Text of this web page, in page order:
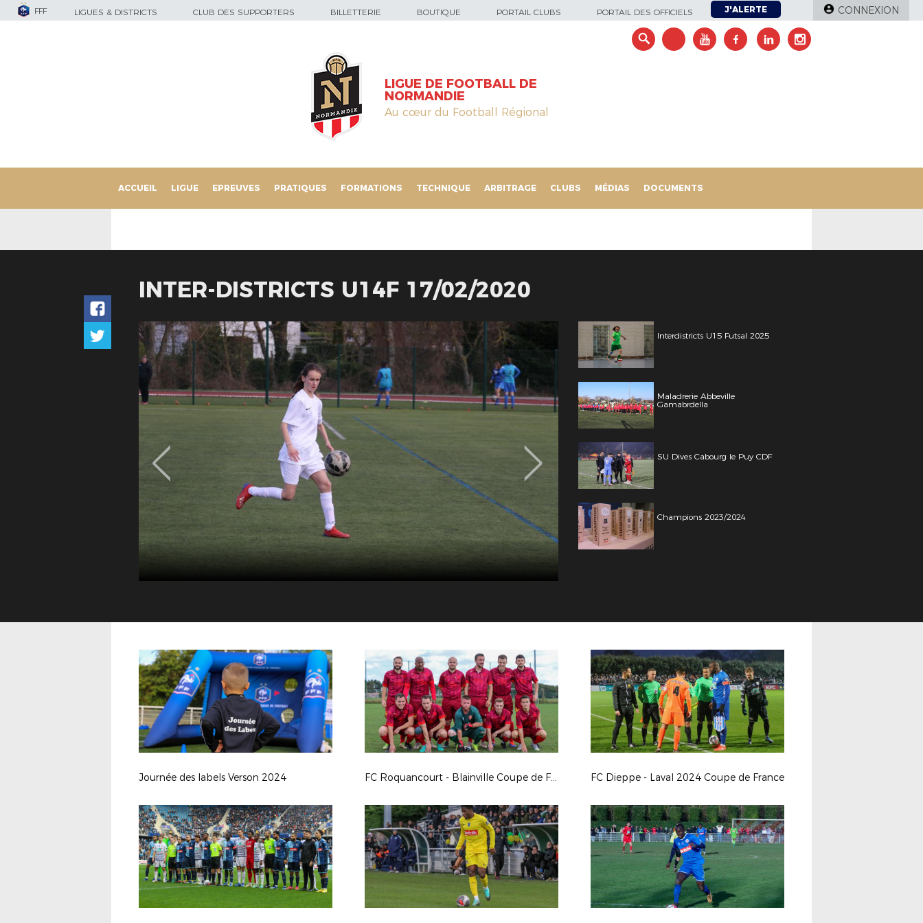
FFF LIGUES & DISTRICTS CLUB DES SUPPORTERS BILLETTERIE BOUTIQUE PORTAIL CLUBS PORTAIL DES OFFICIELS J'ALERTE CONNEXION
LIGUE DE FOOTBALL DE
NORMANDIE
Au cœur du Football Régional
ACCUEIL LIGUE EPREUVES PRATIQUES FORMATIONS TECHNIQUE ARBITRAGE CLUBS MÉDIAS DOCUMENTS
INTER-DISTRICTS U14F 17/02/2020
Interdistricts U15 Futsal 2025
Maladrerie Abbeville
Gamabrdella
SU Dives Cabourg le Puy CDF
Champions 2023/2024
Journée des labels Verson 2024 FC Roquancourt - Blainville Coupe de France 24/25 FC Dieppe - Laval 2024 Coupe de France